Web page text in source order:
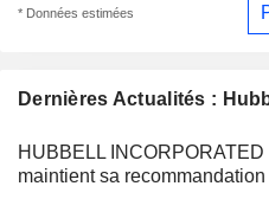
Dernières Actualités :
HUBBELL
maintient sa
* Données estimées